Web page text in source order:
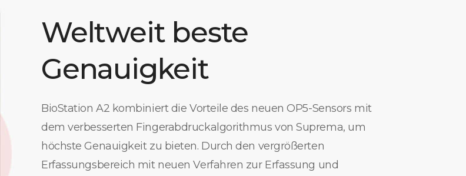
Weltweit beste
Genauigkeit
BioStation A2 kombiniert die Vorteile des neuen OP5-Sensors mit
dem verbesserten Fingerabdruckalgorithmus von Suprema, um
höchste Genauigkeit zu bieten. Durch den vergrößerten
Erfassungsbereich mit neuen Verfahren zur Erfassung und